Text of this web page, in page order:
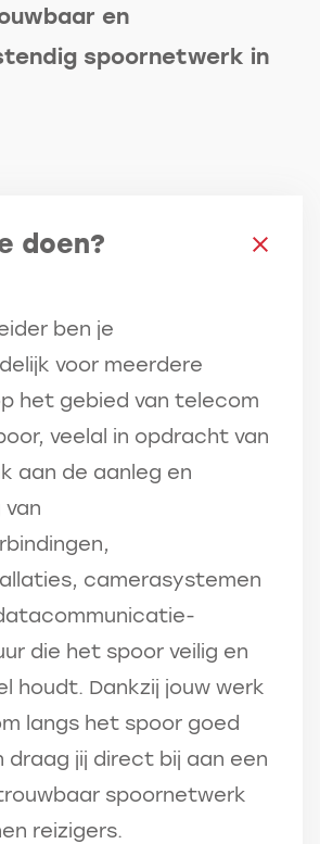
en
spoornetwerk in
doen?
ben je
voor meerdere
het gebied van telecom
veelal in opdracht van
aan de aanleg en
van
camerasystemen
die het spoor veilig en
houdt. Dankzij jouw werk
langs het spoor goed
draag jij direct bij aan een
spoornetwerk
reizigers.